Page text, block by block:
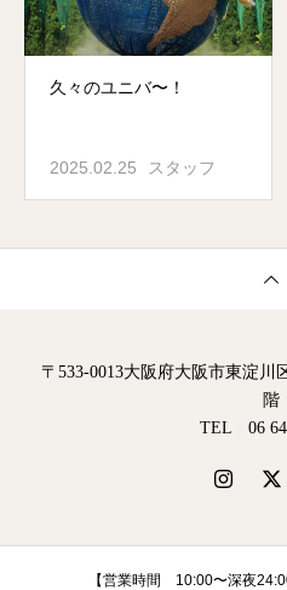
久々のユニバ〜！
2025.02.25 スタッフ
〒533-0013大阪府大阪市東淀
階
TEL 06
【営業時間 10:00〜深夜